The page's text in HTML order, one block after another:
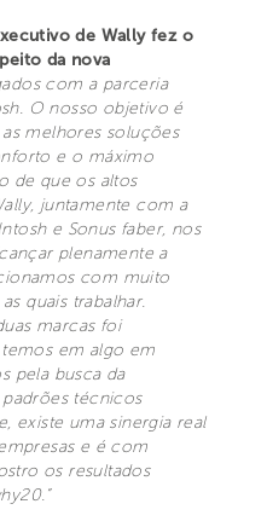
de Wally fez o
da nova
com a parceria
O nosso objetivo é
melhores soluções
e o máximo
de que os altos
juntamente com a
e Sonus faber, nos
plenamente a
com muito
quais trabalhar.
marcas foi
em algo em
pela busca da
técnicos
existe uma sinergia real
e é com
os resultados